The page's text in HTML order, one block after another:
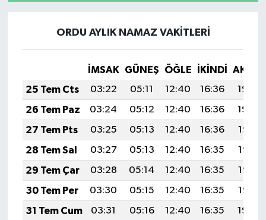
ORDU AYLIK NAMAZ VAKITLERI
İMSAK GÜNEŞ ÖĞLE İKINDI
25 Tem Cts
03:22 05:11 12:40 16:36
19:59
26 Tem Paz
03:24 05:12 12:40 16:36
19:59
27 Tem Pts
03:25 05:13 12:40 16:36
19:58
28 Tem Sal
03:27 05:13 12:40 16:35
19:57
29 Tem Çar
03:28 05:14 12:40 16:35
19:56
30 Tem Per
03:30 05:15 12:40 16:35
19:55
31 Tem Cum
03:31 05:16 12:40 16:35
19:54